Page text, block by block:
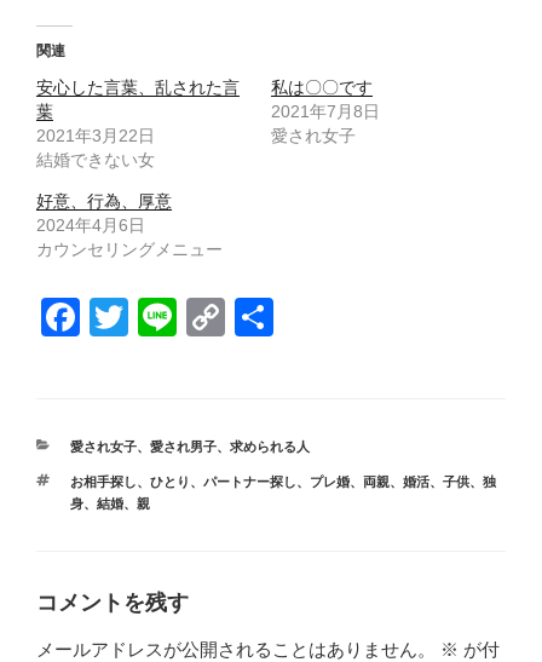
関連
安心した言葉、乱された言
葉
2021年3月22日
結婚できない女
私は〇〇です
2021年7月8日
愛され女子
好意、行為、厚意
2024年4月6日
カウンセリングメニュー
F
e
b
o
k
T
er
Li
C
y
Li
カ
ゴ
リ
愛され女子、 愛され男子、 求められる人
タ
グ
お相手探し、 ひとり 、 パートナー探し、 プレ婚、 両親、 婚活、 子供、 独
身、 結婚、 親
コメントを残す
メールアドレスが公開されることはありません。 ※ が付